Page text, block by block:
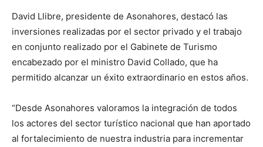
David Llibre, presidente de Asonahores, destacó las
inversiones realizadas por el sector privado y el trabajo
en conjunto realizado por el Gabinete de Turismo
encabezado por el ministro David Collado, que ha
permitido alcanzar un éxito extraordinario en estos años.
“Desde Asonahores valoramos la integración de todos
los actores del sector turístico nacional que han aportado
al fortalecimiento de nuestra industria para incrementar